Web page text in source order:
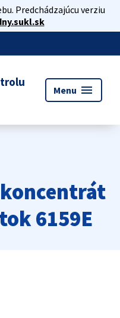
Predchádzajúcu verziu
Menu menu
koncentrát
6159E